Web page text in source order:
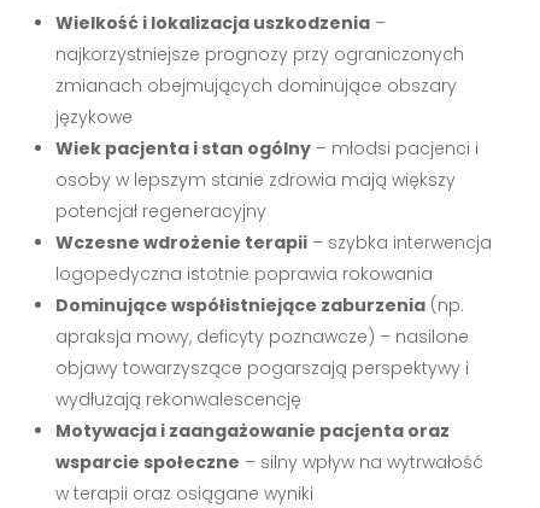
Wielkość i lokalizacja uszkodzenia –
najkorzystniejsze prognozy przy ograniczonych
zmianach obejmujących dominujące obszary
językowe
Wiek pacjenta i stan ogólny – młodsi pacjenci i
osoby w lepszym stanie zdrowia mają większy
potencjał regeneracyjny
Wczesne wdrożenie terapii – szybka interwencja
logopedyczna istotnie poprawia rokowania
Dominujące współistniejące zaburzenia (np.
apraksja mowy, deficyty poznawcze) – nasilone
objawy towarzyszące pogarszają perspektywy i
wydłużają rekonwalescencję
Motywacja i zaangażowanie pacjenta oraz
wsparcie społeczne – silny wpływ na wytrwałość
w terapii oraz osiągane wyniki